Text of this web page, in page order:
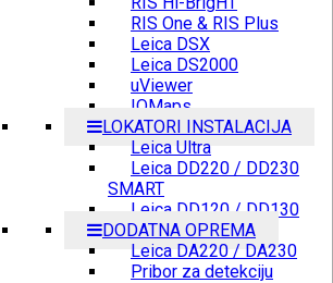
RIS One & RIS Plus
Leica DSX
Leica DS2000
uViewer
IQMaps
LOKATORI INSTALACIJA
Leica Ultra
Leica DD220 / DD230
SMART
Leica DD120 / DD130
DODATNA OPREMA
Leica DA220 / DA230
Pribor za detekciju